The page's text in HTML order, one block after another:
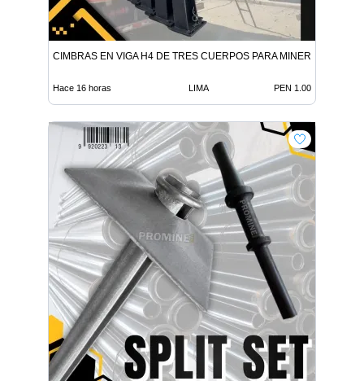
CIMBRAS EN VIGA H4 DE TRES CUERPOS PARA MINERÍA
Hace 16 horas LIMA PEN 1.00